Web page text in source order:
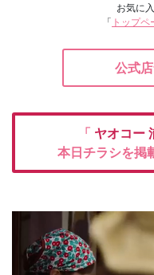
お気に
「 トップペ
公式
「 ヤオコー
本日チラシを掲